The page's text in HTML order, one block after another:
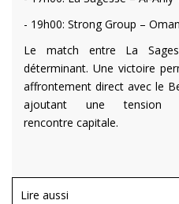
- 19h00: Strong Group –
Le match entre La
déterminant. Une victoire
affrontement direct avec le
ajoutant une tension
rencontre capitale.
Lire aussi